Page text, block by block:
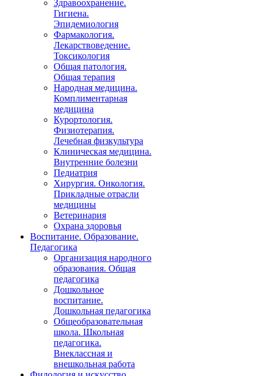
Здравоохранение.
Гигиена.
Эпидемиология
Фармакология.
Лекарствоведение.
Токсикология
Общая патология.
Общая терапия
Народная медицина.
Комплиментарная
медицина
Курортология.
Физиотерапия.
Лечебная физкультура
Клиническая медицина.
Внутренние болезни
Педиатрия
Хирургия. Онкология.
Прикладные отрасли
медицины
Ветеринария
Охрана здоровья
Воспитание. Образование.
Педагогика
Организация народного
образования. Общая
педагогика
Дошкольное
воспитание.
Дошкольная педагогика
Общеобразовательная
школа. Школьная
педагогика.
Внеклассная и
внешкольная работа